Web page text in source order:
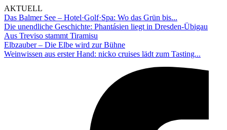
AKTUELL
Das Balmer See – Hotel·Golf·Spa: Wo das Grün bis...
Die unendliche Geschichte: Phantásien liegt in Dresden-Übigau
Aus Treviso stammt Tiramisu
Elbzauber – Die Elbe wird zur Bühne
Weinwissen aus erster Hand: nicko cruises lädt zum Tasting...